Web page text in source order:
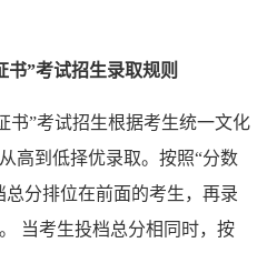
书”考试招生录取规则
书”考试招生根据考生统一文化
高到低择优录取。按照“分数
分排位在前面的考生，再录
当考生投档总分相同时，按